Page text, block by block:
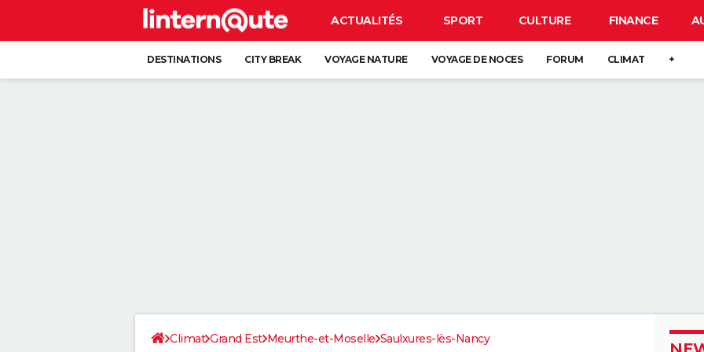
ACTUALITÉS SPORT CULTURE FINANCE
DESTINATIONS CITY BREAK VOYAGE NATURE VOYAGE DE NOCES FORUM CLIMAT +
Climat Grand Est Meurthe-et-Moselle Saulxures-lès-Nancy